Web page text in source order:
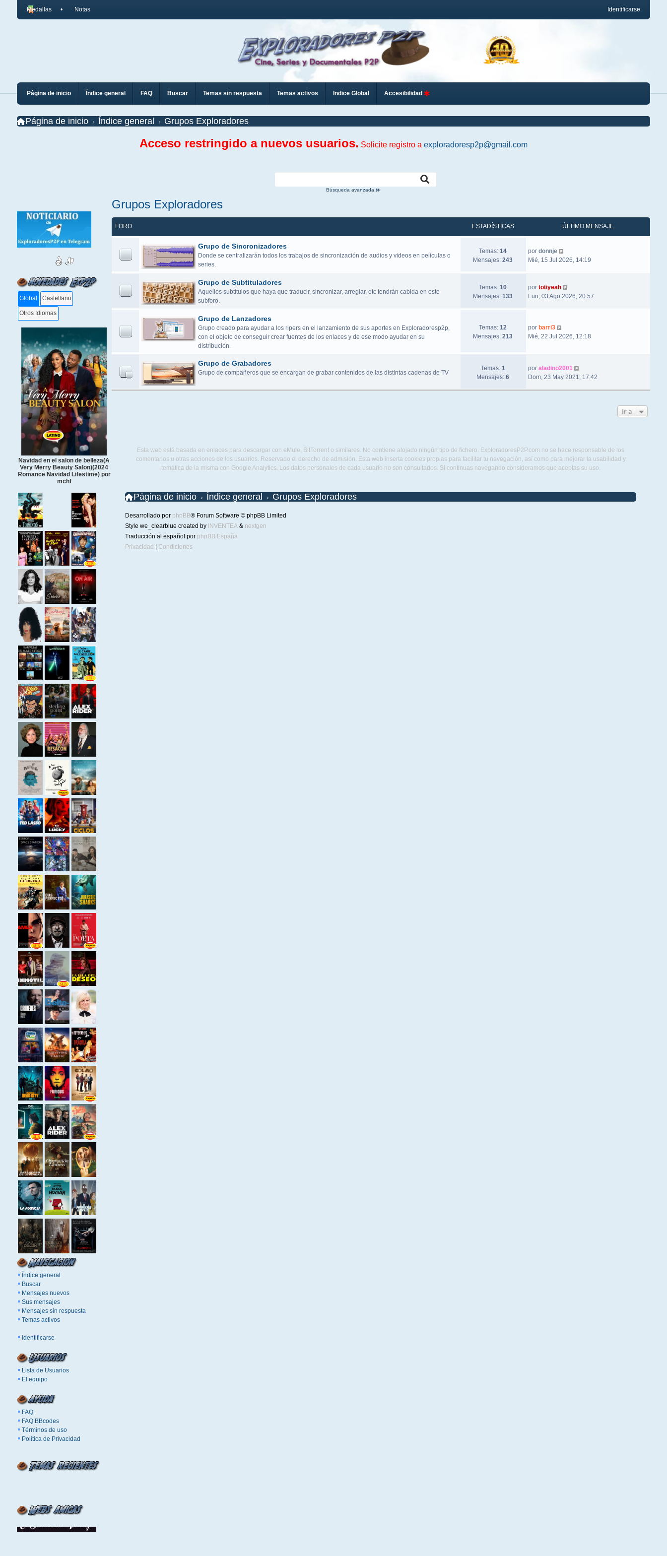
Identificarse
Medallas Notas
Página de inicio Índice general FAQ Buscar Temas sin respuesta Temas activos Indice Global Accesibilidad
Página de inicio Índice general Grupos Exploradores
Acceso restringido a nuevos usuarios. Solicite registro a exploradoresp2p@gmail.com
Búsqueda avanzada
Global Castellano
Otros Idiomas
Navidad en el salon de belleza(A
Very Merry Beauty Salon)(2024
Romance Navidad Lifestime) por
mchf
Índice general
Buscar
Mensajes nuevos
Sus mensajes
Mensajes sin respuesta
Temas activos
Identificarse
Lista de Usuarios
El equipo
FAQ
FAQ BBcodes
Términos de uso
Política de Privacidad
Grupos Exploradores
FORO ESTADÍSTICAS ÚLTIMO MENSAJE
Grupo de Sincronizadores
Donde se centralizarán todos los trabajos de sincronización de audios y videos en películas o
series.
Temas:14
Mensajes:243
por donnje
Mié, 15 Jul 2026, 14:19
Grupo de Subtituladores
Aquellos subtítulos que haya que traducir, sincronizar, arreglar, etc tendrán cabida en este
subforo.
Temas:10
Mensajes:133
por totiyeah
Lun, 03 Ago 2026, 20:57
Grupo de Lanzadores
Grupo creado para ayudar a los ripers en el lanzamiento de sus aportes en Exploradoresp2p,
con el objeto de conseguir crear fuentes de los enlaces y de ese modo ayudar en su
distribución.
Temas:12
Mensajes:213
por barri3
Mié, 22 Jul 2026, 12:18
Grupo de Grabadores
Grupo de compañeros que se encargan de grabar contenidos de las distintas cadenas de TV
Temas: 1
Mensajes:6
por aladino2001
Dom, 23 May 2021, 17:42
Ir a
Esta web está basada en enlaces para descargar con eMule, BitTorrent o similares. No contiene alojado ningún tipo de fichero. ExploradoresP2P.com no se hace responsable de los
comentarios u otras acciones de los usuarios. Reservado el derecho de admisión. Esta web inserta cookies propias para facilitar tu navegación, así como para mejorar la usabilidad y
temática de la misma con Google Analytics. Los datos personales de cada usuario no son consultados. Si continuas navegando consideramos que aceptas su uso.
Página de inicio Índice general Grupos Exploradores
Desarrollado por phpBB® Forum Software © phpBB Limited
Style we_clearblue created by INVENTEA& nextgen
Traducción al español por phpBB España
Privacidad
Condiciones